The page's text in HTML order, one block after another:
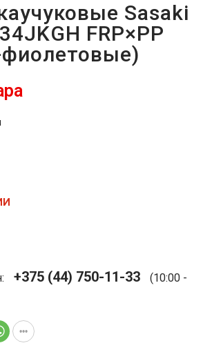
Sasaki
FRP×PP
+375 (44) 750-11-33
(10:00 -